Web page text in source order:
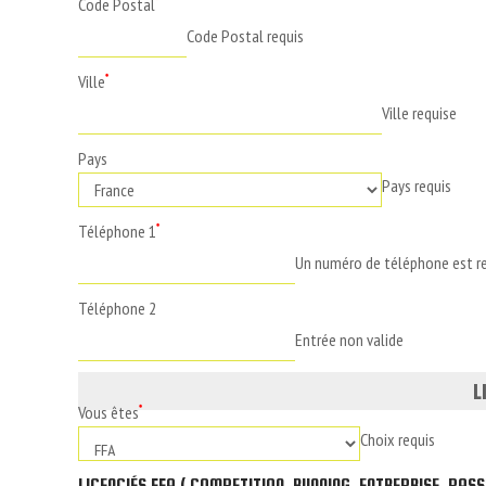
Code Postal
Code Postal requis
Ville*
Ville requise
Pays
Pays requis
Téléphone 1*
Un numéro de téléphone est
Téléphone 2
Entrée non valide
Vous êtes*
Choix requis